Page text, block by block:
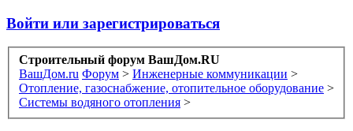
Войти или зарегистрироваться
Строительный форум ВашДом.RU
ВашДом.ru Форум > Инженерные коммуникации >
Отопление, газоснабжение, отопительное оборудование >
Системы водяного отопления >